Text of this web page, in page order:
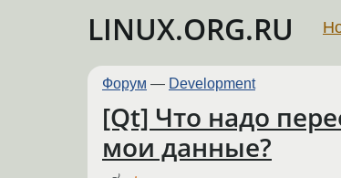
LINUX.ORG.RU
Форум — Development
[Qt] Что надо
мои данные?